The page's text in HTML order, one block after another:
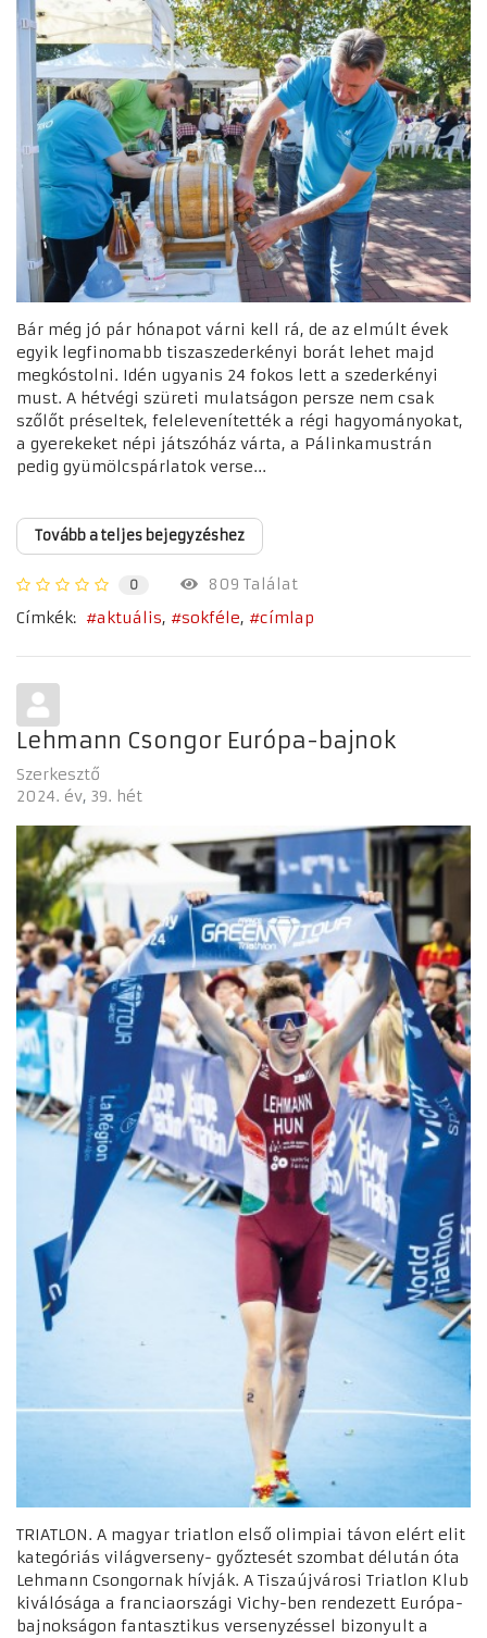
Bár még jó pár hónapot várni kell rá, de az elmúlt évek
egyik legfinomabb tiszaszederkényi borát lehet majd
megkóstolni. Idén ugyanis 24 fokos lett a szederkényi
must. A hétvégi szüreti mulatságon persze nem csak
szőlőt préseltek, felelevenítették a régi hagyományokat,
a gyerekeket népi játszóház várta, a Pálinkamustrán
pedig gyümölcspárlatok verse...
Tovább a teljes bejegyzéshez
0
809 Találat
Címkék:
aktuális sokféle címlap
Lehmann Csongor Európa-bajnok
Szerkesztő
2024. év 39. hét
TRIATLON. A magyar triatlon első olimpiai távon elért elit
kategóriás világverseny- győztesét szombat délután óta
Lehmann Csongornak hívják. A Tiszaújvárosi Triatlon Klub
kiválósága a franciaországi Vichy-ben rendezett Európa-
bajnokságon fantasztikus versenyzéssel bizonyult a